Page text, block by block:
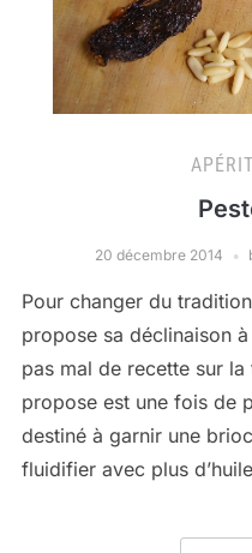
20 décembre 2014
Pour changer du
propose sa déclinaison
pas mal de recette sur
propose est une fois de
destiné à garnir une
fluidifier avec plus